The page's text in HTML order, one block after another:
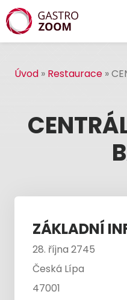
Úvod » Restaurace »
ZÁKLADNÍ
28. října 2745
Česká Lípa
47001